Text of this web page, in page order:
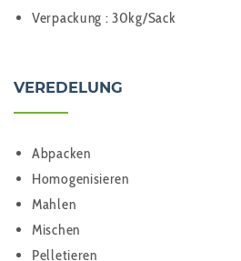
Verpackung : 30kg/Sack
VEREDELUNG
Abpacken
Homogenisieren
Mahlen
Mischen
Pelletieren